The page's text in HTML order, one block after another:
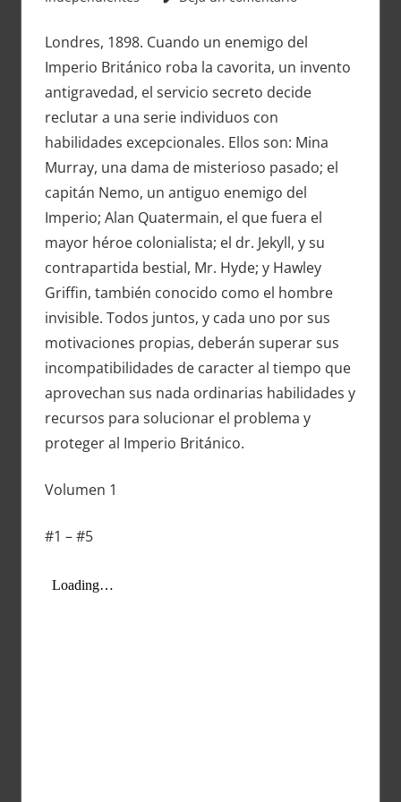
Londres, 1898. Cuando un enemigo del
Imperio Británico roba la cavorita, un invento
antigravedad, el servicio secreto decide
reclutar a una serie individuos con
habilidades excepcionales. Ellos son: Mina
Murray, una dama de misterioso pasado; el
capitán Nemo, un antiguo enemigo del
Imperio; Alan Quatermain, el que fuera el
mayor héroe colonialista; el dr. Jekyll, y su
contrapartida bestial, Mr. Hyde; y Hawley
Griffin, también conocido como el hombre
invisible. Todos juntos, y cada uno por sus
motivaciones propias, deberán superar sus
incompatibilidades de caracter al tiempo que
aprovechan sus nada ordinarias habilidades y
recursos para solucionar el problema y
proteger al Imperio Británico.
Volumen 1
#1 – #5